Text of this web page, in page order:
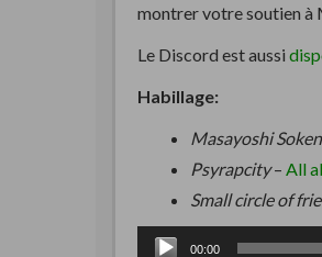
montrer votre soutien à
Le Discord est aussi
Habillage:
Masayoshi Soken
Psyrapcity– All
Small circle of
Lecteur 00:00